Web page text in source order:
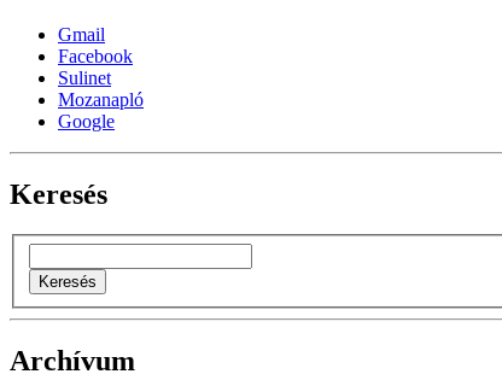
Gmail
Facebook
Sulinet
Mozanapló
Google
Keresés
Archívum